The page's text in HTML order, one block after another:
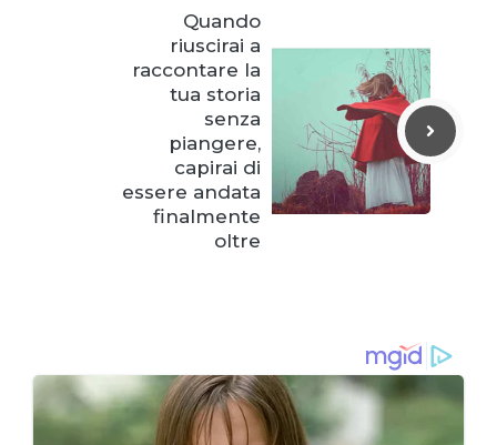
Quando
riuscirai a
raccontare la
tua storia
senza
piangere,
capirai di
essere andata
finalmente
oltre